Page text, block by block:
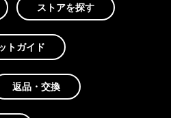
ストアを探す
トガイド
返品・交換